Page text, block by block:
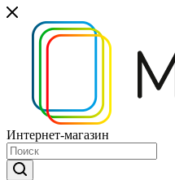
Интернет-магазин